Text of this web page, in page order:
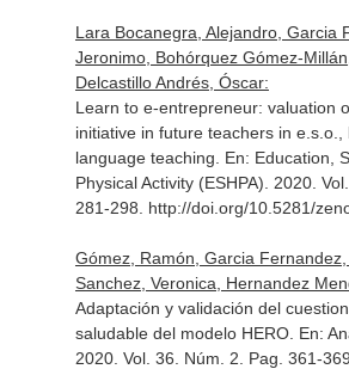
Lara Bocanegra, Alejandro, Garcia
Jeronimo, Bohórquez Gómez-
Delcastillo Andrés, Óscar:
Learn to e-entrepreneur: valuation
initiative in future teachers in
language teaching. En: Education,
Physical Activity (ESHPA) . 2020.
281-298. http://doi.org/10.5281/
Gómez, Ramón, Garcia
Sanchez, Veronica, Hernandez
Adaptación y validación del
saludable del modelo HERO. En:
2020. Vol. 36. Núm. 2. Pag. 361-369.